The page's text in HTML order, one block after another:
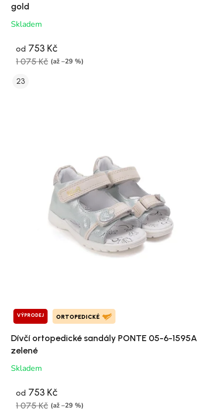
gold
Skladem
od 753 Kč
1 075 Kč (až –29 %)
23
VÝPRODEJ ORTOPEDICKÉ
Dívčí ortopedické sandály PONTE 05-6-1595A
zelené
Skladem
od 753 Kč
1 075 Kč (až –29 %)